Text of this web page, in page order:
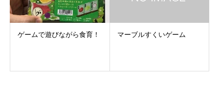
ゲームで遊びながら食育！ マーブルすくいゲーム